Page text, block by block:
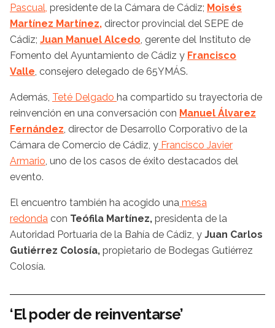
Pascual, presidente de la Cámara de Cádiz; Moisés
Martínez Martínez, director provincial del SEPE de
Cádiz; Juan Manuel Alcedo, gerente del Instituto de
Fomento del Ayuntamiento de Cádiz y Francisco
Valle, consejero delegado de 65YMÁS.
Además, Teté Delgado ha compartido su trayectoria de
reinvención en una conversación con Manuel Álvarez
Fernández, director de Desarrollo Corporativo de la
Cámara de Comercio de Cádiz, y Francisco Javier
Armario, uno de los casos de éxito destacados del
evento.
El encuentro también ha acogido una mesa
redonda con Teófila Martínez, presidenta de la
Autoridad Portuaria de la Bahía de Cádiz, y Juan Carlos
Gutiérrez Colosía, propietario de Bodegas Gutiérrez
Colosía.
‘El poder de reinventarse’